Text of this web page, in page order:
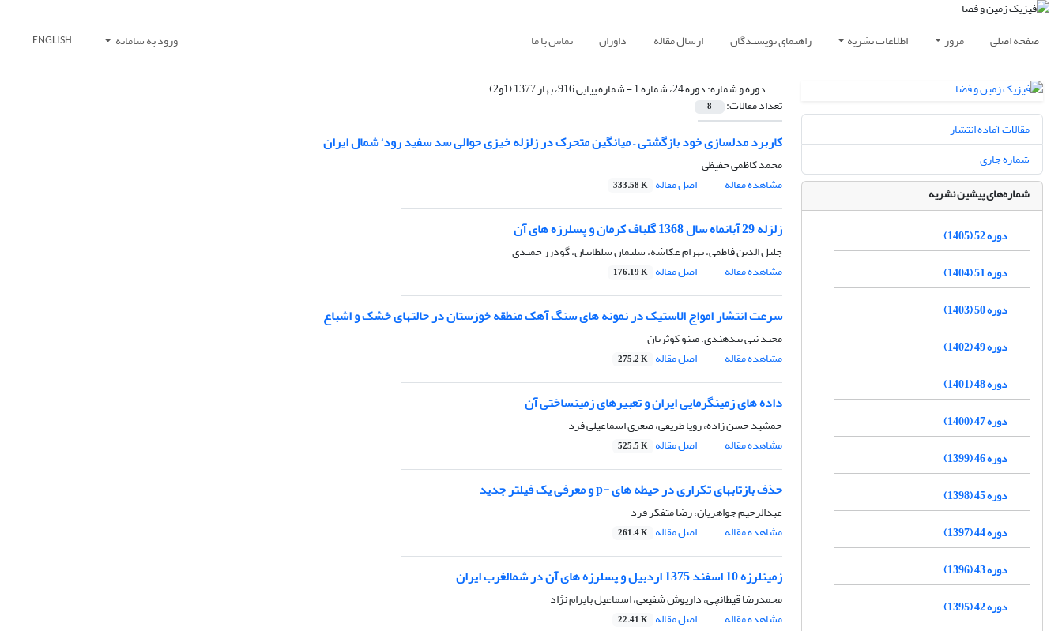
صفحه اصلی مرور اطلاعات نشریه راهنمای نویسندگان ارسال مقاله داوران تماس با ما ورود به سامانه ENGLISH
دوره و شماره:دوره 24، شماره 1 - شماره پیاپی 916، بهار 1377 (1و2)
تعداد مقالات: 8
کاربرد مدلسازی خود بازگشتی – میانگین متحرک در زلزله خیزی حوالی سد سفید رود‘ شمال ایران
محمد کاظمی حفیظی
مشاهده مقاله
اصل مقاله 333.58 K
زلزله 29 آبانماه سال 1368 گلباف کرمان و پسلرزه های آن
جلیل الدین فاطمی، بهرام عکاشه، سلیمان سلطانیان، گودرز حمیدی
مشاهده مقاله
اصل مقاله 176.19 K
سرعت انتشار امواج الاستیک در نمونه های سنگ آهک منطقه خوزستان در حالتهای خشک و اشباع
مجید نبی بیدهندی، مینو کوثریان
مشاهده مقاله
اصل مقاله 275.2 K
داده های زمینگرمایی ایران و تعبیرهای زمینساختی آن
جمشید حسن زاده، رویا ظریفی، صغری اسماعیلی فرد
مشاهده مقاله
اصل مقاله 525.5 K
حذف بازتابهای تکراری در حیطه های -p و معرفی یک فیلتر جدید
عبدالرحیم جواهریان، رضا متفکر فرد
مشاهده مقاله
اصل مقاله 261.4 K
زمینلرزه 10 اسفند 1375 اردبیل و پسلرزه های آن در شمالغرب ایران
محمدرضا قیطانچی، داریوش شفیعی، اسماعیل بایرام نژاد
مشاهده مقاله
اصل مقاله 22.41 K
مقالات آماده انتشار
شماره جاری
شماره‌های پیشین نشریه
دوره 52 (1405)
دوره 51 (1404)
دوره 50 (1403)
دوره 49 (1402)
دوره 48 (1401)
دوره 47 (1400)
دوره 46 (1399)
دوره 45 (1398)
دوره 44 (1397)
دوره 43 (1396)
دوره 42 (1395)